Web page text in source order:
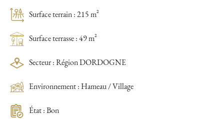
Surface terrain : 215 m²
Surface terrasse : 49 m²
Secteur : Région DORDOGNE
Environnement : Hameau / Village
État : Bon